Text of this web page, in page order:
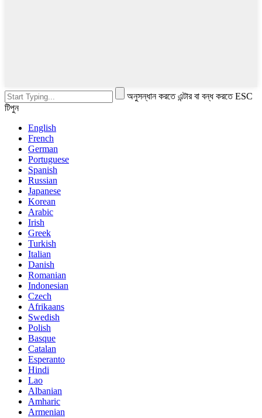
অনুসন্ধান করতে এন্টার বা বন্ধ করতে ESC
টিপুন
English
French
German
Portuguese
Spanish
Russian
Japanese
Korean
Arabic
Irish
Greek
Turkish
Italian
Danish
Romanian
Indonesian
Czech
Afrikaans
Swedish
Polish
Basque
Catalan
Esperanto
Hindi
Lao
Albanian
Amharic
Armenian